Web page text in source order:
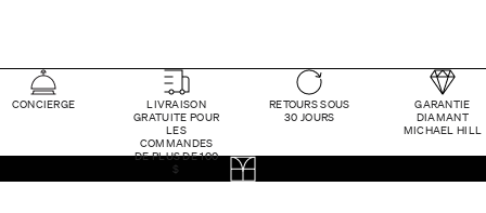
CONCIERGE
LIVRAISON
GRATUITE POUR
LES
COMMANDES
DE PLUS DE 100
$
RETOURS SOUS
30 JOURS
GARANTIE
DIAMANT
MICHAEL HILL